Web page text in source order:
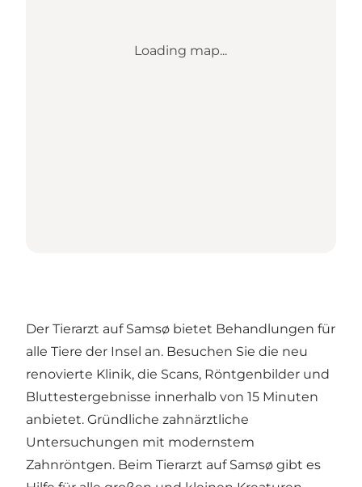
Loading map...
Der Tierarzt auf Samsø bietet Behandlungen für
alle Tiere der Insel an. Besuchen Sie die neu
renovierte Klinik, die Scans, Röntgenbilder und
Bluttestergebnisse innerhalb von 15 Minuten
anbietet. Gründliche zahnärztliche
Untersuchungen mit modernstem
Zahnröntgen. Beim Tierarzt auf Samsø gibt es